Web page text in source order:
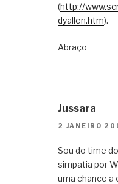
(http://
dyallen.htm).
Abraço
Jussara
2 JANEIRO
Sou do time
simpatia por
uma chance a